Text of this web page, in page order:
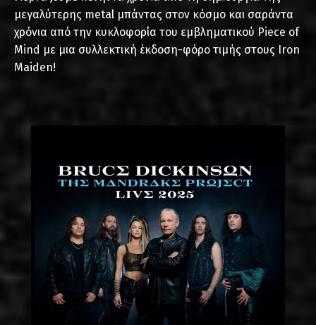
μεγαλύτερης metal μπάντας στον κόσμο και σαράντα
χρόνια από την κυκλοφορία του εμβληματικού Piece of
Mind με μια συλλεκτική έκδοση-φόρο τιμής στους Iron
Maiden!